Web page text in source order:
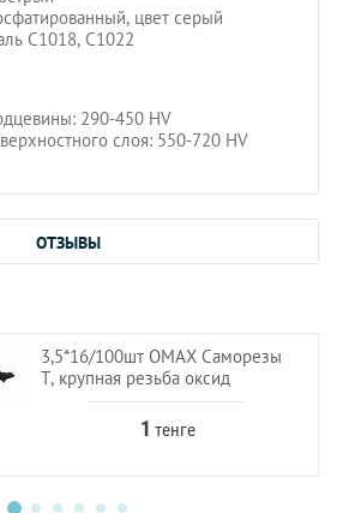
цвет серый
C1018, C1022
290-450 HV
слоя: 550-720 HV
ОТЗЫВЫ
3,5*16/100шт OMAX Саморезы
Т, крупная резьба оксид
1 тенге